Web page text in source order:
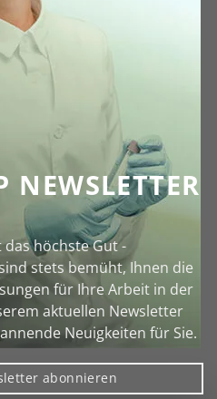
NEWSLETTER
höchste Gut -
stets bemüht, Ihnen die
für Ihre Arbeit in der
aktuellen Newsletter
Neuigkeiten für Sie.
abonnieren